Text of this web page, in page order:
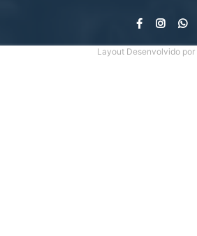
Layout Desenvolvido por